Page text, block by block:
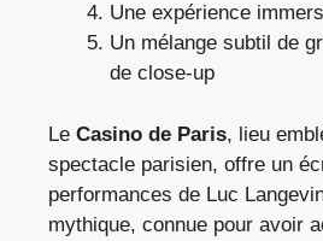
Une expérience
Un mélange subtil de
de close-up
Le Casino de Paris, lieu
spectacle parisien, offre un
performances de Luc
mythique, connue pour avoir